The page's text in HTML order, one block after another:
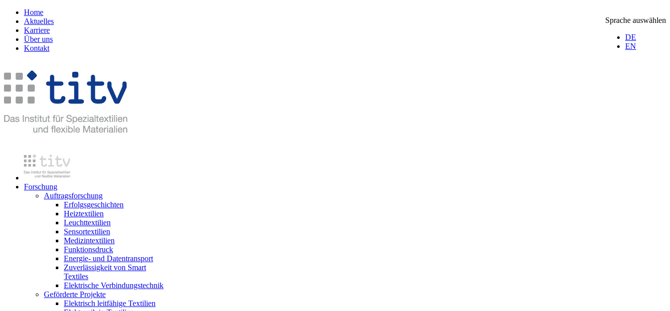
Sprache auswählen
DE
EN
Home
Aktuelles
Karriere
Über uns
Kontakt
Forschung
Auftragsforschung
Erfolgsgeschichten
Heiztextilien
Leuchttextilien
Sensortextilien
Medizintextilien
Funktionsdruck
Energie- und Datentransport
Zuverlässigkeit von Smart
Textiles
Elektrische Verbindungstechnik
Geförderte Projekte
Elektrisch leitfähige Textilien